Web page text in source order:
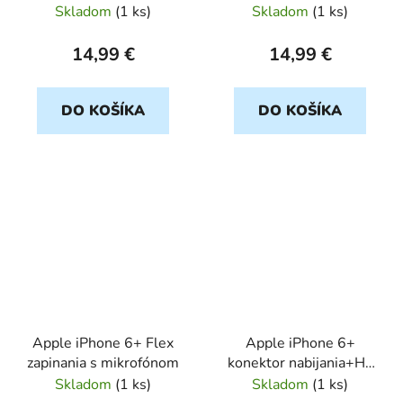
dosky+HB
Skladom (1 ks)
14,99 €
DO KOŠÍKA
Skladom (1 ks)
14,99 €
DO KOŠÍKA
Apple iPhone 6+ Flex
zapinania s mikrofónom
Skladom (1 ks)
Apple iPhone 6+
konektor nabijania+HF
biely
Skladom (1 ks)